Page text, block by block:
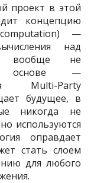
проект в этой
концепцию
—
над
вообще не
основе —
Multi-Party
будущее, в
никогда не
используются
оправдает
стать слоем
для любого